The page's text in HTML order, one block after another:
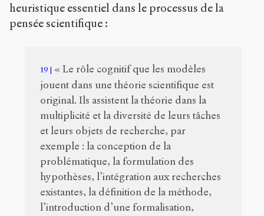
heuristique essentiel dans le processus de la
pensée scientifique :
19
« Le rôle cognitif que les modèles
jouent dans une théorie scientifique est
original. Ils assistent la théorie dans la
multiplicité et la diversité de leurs tâches
et leurs objets de recherche, par
exemple : la conception de la
problématique, la formulation des
hypothèses, l’intégration aux recherches
existantes, la définition de la méthode,
l’introduction d’une formalisation,